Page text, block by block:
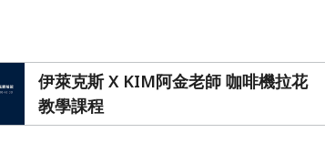
伊萊克斯 X KIM阿金老師 咖啡機拉花
教學課程